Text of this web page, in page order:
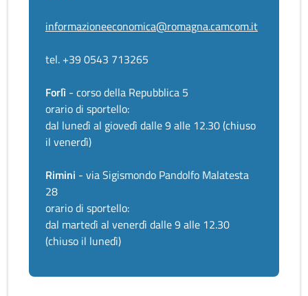
informazioneeconomica@romagna.camcom.it
tel. +39 0543 713265
Forlì - corso della Repubblica 5
orario di sportello:
dal lunedì al giovedì dalle 9 alle 12.30 (chiuso
il venerdì)
Rimini - via Sigismondo Pandolfo Malatesta
28
orario di sportello:
dal martedì al venerdì dalle 9 alle 12.30
(chiuso il lunedì)